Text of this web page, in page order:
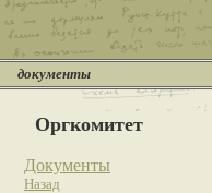
документы
Оргкомитет
Документы
Назад